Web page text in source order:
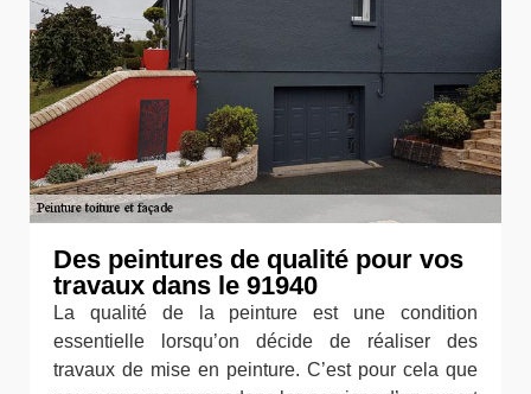
Des peintures de qualité pour vos
travaux dans le 91940
La qualité de la peinture est une condition
essentielle lorsqu’on décide de réaliser des
travaux de mise en peinture. C’est pour cela que